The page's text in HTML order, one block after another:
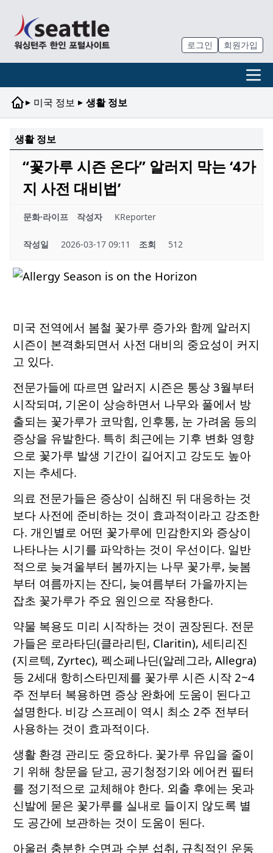
로그인 회원가입
▸ 미국 정보 ▸ 생활 정보
생활 정보
“꽃가루 시즌 온다” 알러지 막는 ‘4가
지 사전 대비법’
문화·라이프 작성자 KReporter
작성일 2026-03-17 09:11 조회 512
미국 전역에서 봄철 꽃가루 증가와 함께 알러지
시즌이 본격화되면서 사전 대비의 중요성이 커지
고 있다.
전문가들에 따르면 알러지 시즌은 통상 3월부터
시작되며, 기온이 상승하면서 나무와 풀에서 방
출되는 꽃가루가 코막힘, 인후통, 눈 가려움 등의
증상을 유발한다. 특히 최근에는 기후 변화 영향
으로 꽃가루 발생 기간이 길어지고 강도도 높아
지는 추세다.
의료 전문가들은 증상이 심해진 뒤 대응하는 것
보다 사전에 준비하는 것이 효과적이라고 강조한
다. 개인별로 어떤 꽃가루에 민감한지와 증상이
나타나는 시기를 파악하는 것이 우선이다. 일반
적으로 늦겨울부터 봄까지는 나무 꽃가루, 늦봄
부터 여름까지는 잔디, 늦여름부터 가을까지는
잡초 꽃가루가 주요 원인으로 작용한다.
약물 복용도 미리 시작하는 것이 권장된다. 전문
가들은 로라타딘(클라리틴, Claritin), 세티리진
(지르텍, Zyrtec), 펙소페나딘(알레그라, Allegra)
등 2세대 항히스타민제를 꽃가루 시즌 시작 2~4
주 전부터 복용하면 증상 완화에 도움이 된다고
설명한다. 비강 스프레이 역시 최소 2주 전부터
사용하는 것이 효과적이다.
생활 환경 관리도 중요하다. 꽃가루 유입을 줄이
기 위해 창문을 닫고, 공기청정기와 에어컨 필터
를 정기적으로 교체해야 한다. 외출 후에는 옷과
신발에 묻은 꽃가루를 실내로 들이지 않도록 별
도 공간에 보관하는 것이 도움이 된다.
아울러 충분한 수면과 수분 섭취, 규칙적인 운동